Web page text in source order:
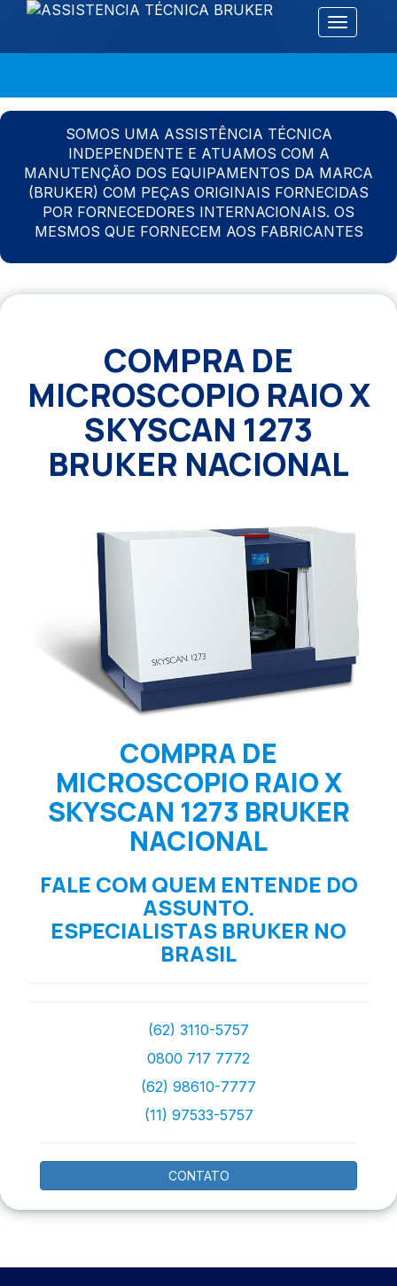
Alternar
SOMOS UMA ASSISTÊNCIA TÉCNICA
INDEPENDENTE E ATUAMOS COM A
MANUTENÇÃO DOS EQUIPAMENTOS DA MARCA
(BRUKER) COM PEÇAS ORIGINAIS FORNECIDAS
POR FORNECEDORES INTERNACIONAIS. OS
MESMOS QUE FORNECEM AOS FABRICANTES
COMPRA DE
MICROSCOPIO RAIO X
SKYSCAN 1273
BRUKER NACIONAL
COMPRA DE
MICROSCOPIO RAIO X
SKYSCAN 1273 BRUKER
NACIONAL
FALE COM QUEM ENTENDE DO
ASSUNTO.
ESPECIALISTAS BRUKER NO
BRASIL
(62) 3110-5757
0800 717 7772
(62) 98610-7777
(11) 97533-5757
CONTATO